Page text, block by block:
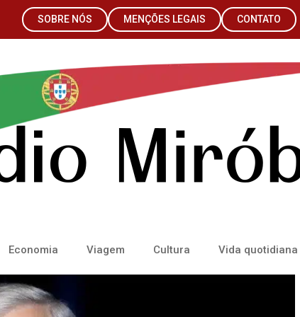
SOBRE NÓS MENÇÕES LEGAIS CONTATO
Economia Viagem Cultura Vida quotidiana